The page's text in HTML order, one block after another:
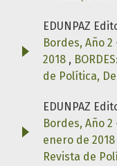
EDUNPAZ
Bordes, Año
2018 ,
de Política,
EDUNPAZ
Bordes, Año
enero de 2018
Revista de